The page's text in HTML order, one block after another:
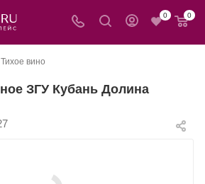
0 0
Тихое вино
ЗГУ Кубань Долина